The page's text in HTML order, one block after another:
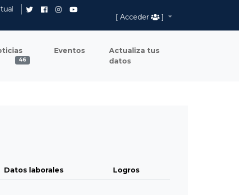
[ Acceder
]
46
Eventos
Actualiza tus
datos
Datos laborales Logros